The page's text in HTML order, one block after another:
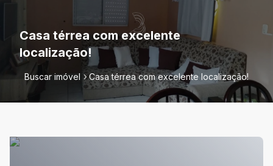
Casa térrea com excelente
localização!
Buscar imóvel Casa térrea com excelente localização!